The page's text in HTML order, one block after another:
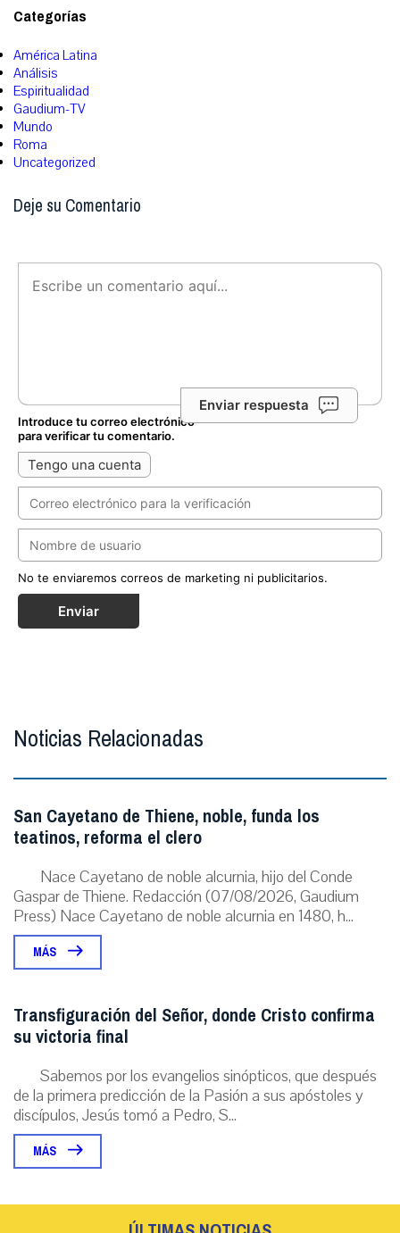
Categorías
América Latina
Análisis
Espiritualidad
Gaudium-TV
Mundo
Roma
Uncategorized
Deje su Comentario
Enviar respuesta
Introduce tu correo electrónico
para verificar tu comentario.
Tengo una cuenta
No te enviaremos correos de marketing ni publicitarios.
Enviar
Noticias Relacionadas
San Cayetano de Thiene, noble, funda los
teatinos, reforma el clero
Nace Cayetano de noble alcurnia, hijo del Conde
Gaspar de Thiene. Redacción (07/08/2026, Gaudium
Press) Nace Cayetano de noble alcurnia en 1480, h...
MÁS
Transfiguración del Señor, donde Cristo confirma
su victoria final
Sabemos por los evangelios sinópticos, que después
de la primera predicción de la Pasión a sus apóstoles y
discípulos, Jesús tomó a Pedro, S...
MÁS